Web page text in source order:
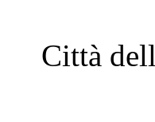
Città